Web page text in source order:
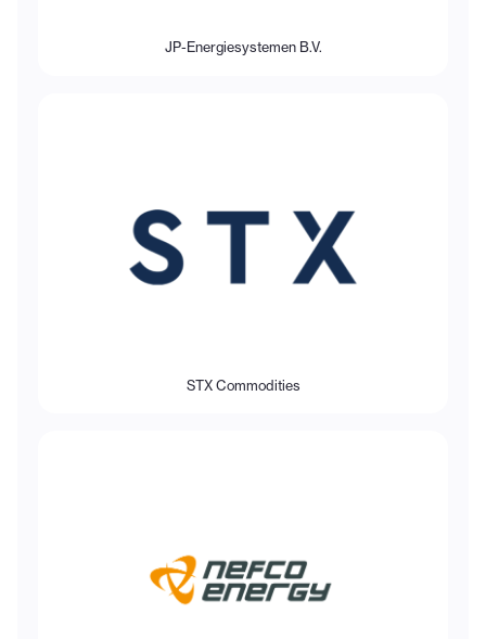
JP-Energiesystemen B.V.
STX Commodities